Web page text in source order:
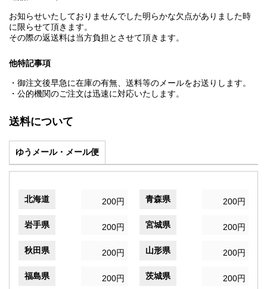
お知らせいたしておりませんでした明らかな欠点がありました時
に限らせて頂きます。
その際の返送料は当方負担とさせて頂きます。
他特記事項
・御注文後早急に在庫の有無、送料等のメールをお送りします。
・公的機関のご注文は迅速に対応いたします。
送料について
ゆうメール・メール便
北海道 200円 青森県 200円
岩手県 200円 宮城県 200円
秋田県 200円 山形県 200円
福島県 200円 茨城県 200円